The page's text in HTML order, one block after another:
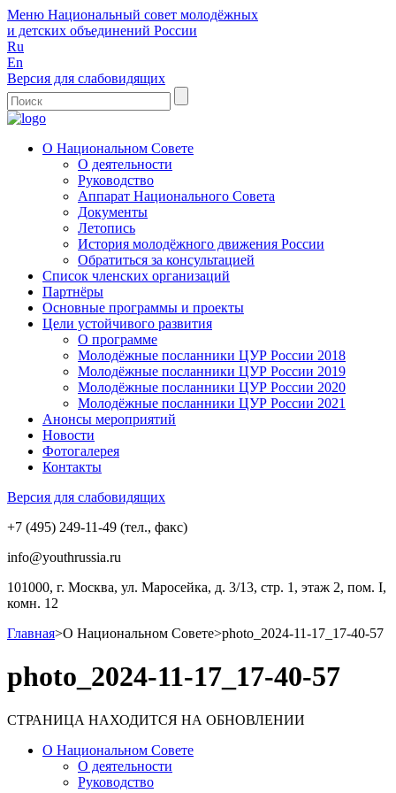
Меню Национальный совет молодёжных
и детских объединений России
Ru
En
Версия для слабовидящих
О Национальном Совете
О деятельности
Руководство
Аппарат Национального Совета
Документы
Летопись
История молодёжного движения России
Обратиться за консультацией
Список членских организаций
Партнёры
Основные программы и проекты
Цели устойчивого развития
О программе
Молодёжные посланники ЦУР России 2018
Молодёжные посланники ЦУР России 2019
Молодёжные посланники ЦУР России 2020
Молодёжные посланники ЦУР России 2021
Анонсы мероприятий
Новости
Фотогалерея
Контакты
Версия для слабовидящих
+7 (495) 249-11-49 (тел., факс)
info@youthrussia.ru
101000, г. Москва, ул. Маросейка, д. 3/13, стр. 1, этаж 2, пом. I,
комн. 12
Главная>О Национальном Совете>photo_2024-11-17_17-40-57
photo_2024-11-17_17-40-57
СТРАНИЦА НАХОДИТСЯ НА ОБНОВЛЕНИИ
О Национальном Совете
О деятельности
Руководство